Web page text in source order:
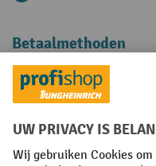
Betaalmethoden
Creditcard (Master)
Vooruitbetaling